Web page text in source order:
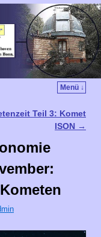
Menü ↓
Teil 3: Komet
ISON →